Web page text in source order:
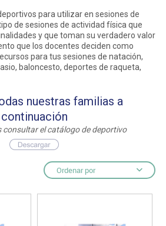
para utilizar en sesiones de
de sesiones de actividad física que
y que toman su verdadero valor
que los docentes deciden como
para tus sesiones de natación,
baloncesto, deportes de raqueta,
nuestras familias a
continuación
consultar el catálogo de deportivo
Ordenar por